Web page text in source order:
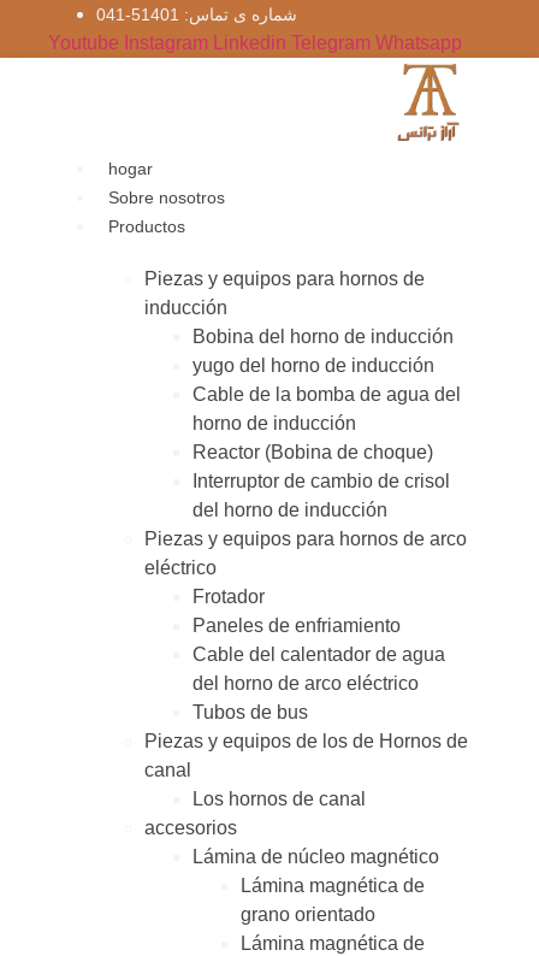
شماره‌ ی تماس: 51401-041
Youtube Instagram Linkedin Telegram Whatsapp
hogar
Sobre nosotros
Productos
Piezas y equipos para hornos de
inducción
Bobina del horno de inducción
yugo del horno de inducción
Cable de la bomba de agua del
horno de inducción
Reactor (Bobina de choque)
Interruptor de cambio de crisol
del horno de inducción
Piezas y equipos para hornos de arco
eléctrico
Frotador
Paneles de enfriamiento
Cable del calentador de agua
del horno de arco eléctrico
Tubos de bus
Piezas y equipos de los de Hornos de
canal
Los hornos de canal
accesorios
Lámina de núcleo magnético
Lámina magnética de
grano orientado
Lámina magnética de